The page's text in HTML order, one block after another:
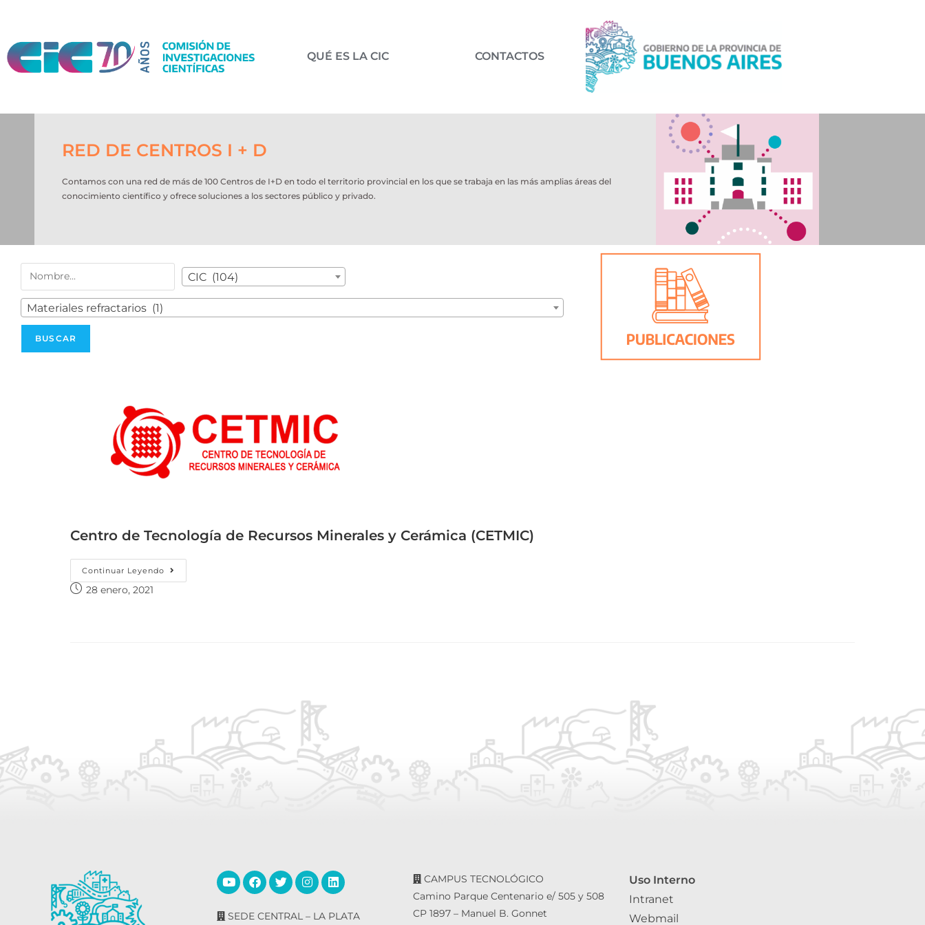
QUÉ ES LA CIC CONTACTOS
RED DE CENTROS I + D
Contamos con una red de más de 100 Centros de I+D en todo el territorio provincial en los que se trabaja en las más amplias áreas del
conocimiento científico y ofrece soluciones a los sectores público y privado.
CIC (104)
Materiales refractarios (1)
Centro de Tecnología de Recursos Minerales y Cerámica (CETMIC)
Continuar Leyendo
28 enero, 2021
SEDE CENTRAL – LA PLATA
CAMPUS TECNOLÓGICO
Camino Parque Centenario e/ 505 y 508
CP 1897 – Manuel B. Gonnet
Uso Interno
Intranet
Webmail